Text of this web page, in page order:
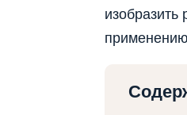
изобразить